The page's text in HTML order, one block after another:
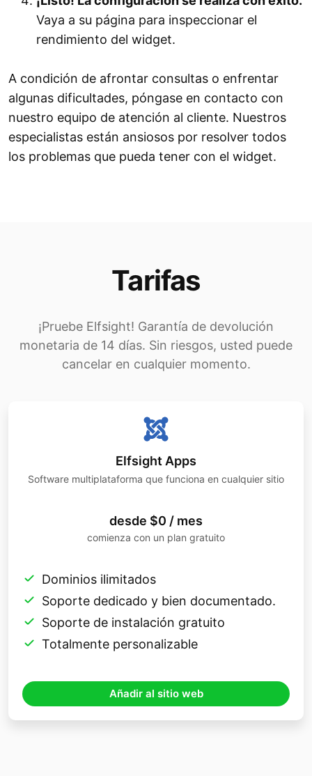
Vaya a su página para inspeccionar el
rendimiento del widget.
A condición de afrontar consultas o enfrentar
algunas dificultades, póngase en contacto con
nuestro equipo de atención al cliente. Nuestros
especialistas están ansiosos por resolver todos
los problemas que pueda tener con el widget.
Tarifas
¡Pruebe Elfsight! Garantía de devolución
monetaria de 14 días. Sin riesgos, usted puede
cancelar en cualquier momento.
Elfsight Apps
Software multiplataforma que funciona en cualquier sitio
desde $0 / mes
comienza con un plan gratuito
Dominios ilimitados
Soporte dedicado y bien documentado.
Soporte de instalación gratuito
Totalmente personalizable
Añadir al sitio web